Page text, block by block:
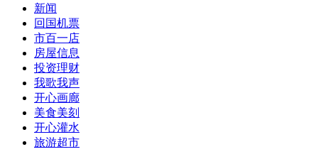
新闻
回国机票
市百一店
房屋信息
投资理财
我歌我声
开心画廊
美食美刻
开心灌水
旅游超市